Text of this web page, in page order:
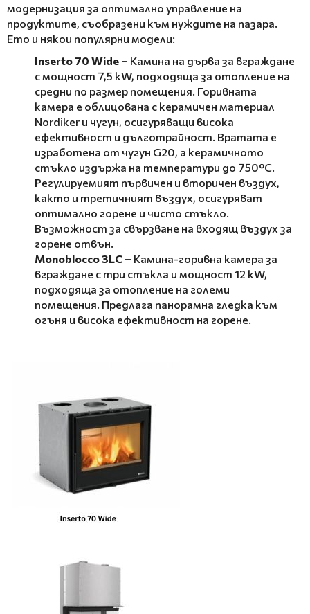
модернизация за оптимално управление на
продуктите, съобразени към нуждите на пазара.
Ето и някои популярни модели:
Inserto 70 Wide – Камина на дърва за вграждане
с мощност 7,5 kW, подходяща за отопление на
средни по размер помещения. Горивната
камера е облицована с керамичен материал
Nordiker и чугун, осигуряващи висока
ефективност и дълготрайност. Вратата е
изработена от чугун G20, а керамичното
стъкло издържа на температури до 750°C.
Регулируемият първичен и вторичен въздух,
както и третичният въздух, осигуряват
оптимално горене и чисто стъкло.
Възможност за свързване на входящ въздух за
горене отвън.
Monoblocco 3LC – Камина-горивна камера за
вграждане с три стъкла и мощност 12 kW,
подходяща за отопление на големи
помещения. Предлага панорамна гледка към
огъня и висока ефективност на горене.